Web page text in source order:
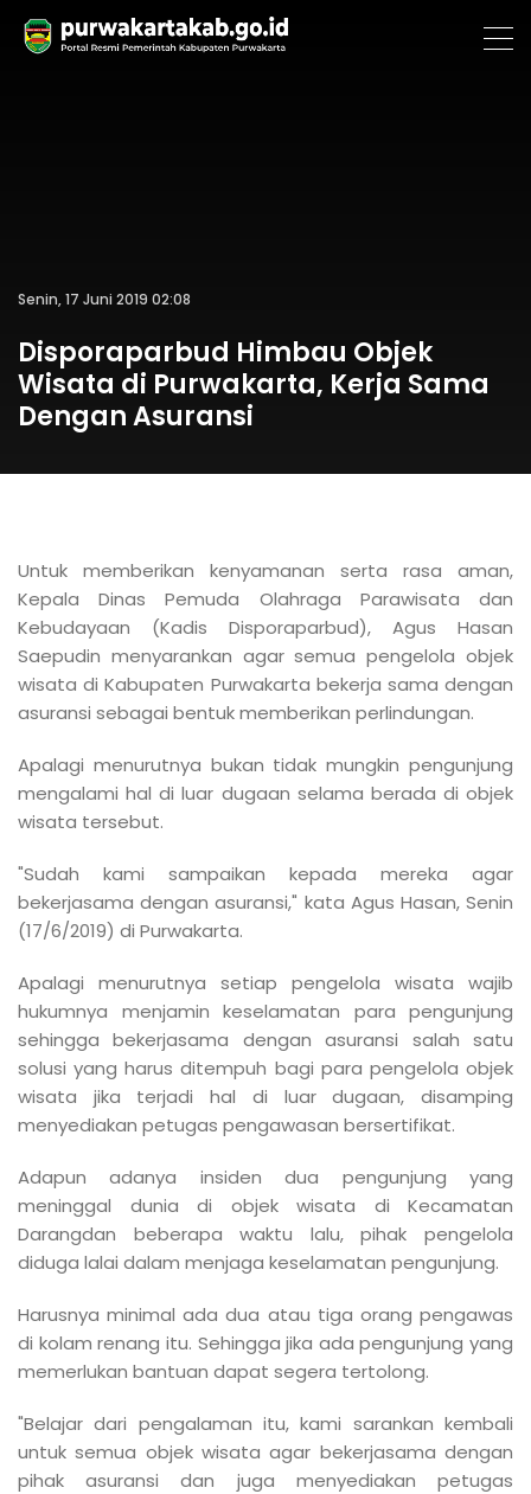
Senin, 17 Juni 2019 02:08
Disporaparbud Himbau Objek
Wisata di Purwakarta, Kerja Sama
Dengan Asuransi
Untuk memberikan kenyamanan serta rasa aman,
Kepala Dinas Pemuda Olahraga Parawisata dan
Kebudayaan (Kadis Disporaparbud), Agus Hasan
Saepudin menyarankan agar semua pengelola objek
wisata di Kabupaten Purwakarta bekerja sama dengan
asuransi sebagai bentuk memberikan perlindungan.
Apalagi menurutnya bukan tidak mungkin pengunjung
mengalami hal di luar dugaan selama berada di objek
wisata tersebut.
"Sudah kami sampaikan kepada mereka agar
bekerjasama dengan asuransi," kata Agus Hasan, Senin
(17/6/2019) di Purwakarta.
Apalagi menurutnya setiap pengelola wisata wajib
hukumnya menjamin keselamatan para pengunjung
sehingga bekerjasama dengan asuransi salah satu
solusi yang harus ditempuh bagi para pengelola objek
wisata jika terjadi hal di luar dugaan, disamping
menyediakan petugas pengawasan bersertifikat.
Adapun adanya insiden dua pengunjung yang
meninggal dunia di objek wisata di Kecamatan
Darangdan beberapa waktu lalu, pihak pengelola
diduga lalai dalam menjaga keselamatan pengunjung.
Harusnya minimal ada dua atau tiga orang pengawas
di kolam renang itu. Sehingga jika ada pengunjung yang
memerlukan bantuan dapat segera tertolong.
"Belajar dari pengalaman itu, kami sarankan kembali
untuk semua objek wisata agar bekerjasama dengan
pihak asuransi dan juga menyediakan petugas